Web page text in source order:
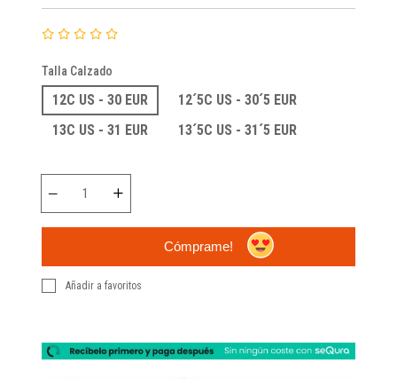
Talla Calzado
12C US - 30 EUR
12´5C US - 30´5 EUR
13C US - 31 EUR
13´5C US - 31´5 EUR
Cómprame!
Añadir a favoritos